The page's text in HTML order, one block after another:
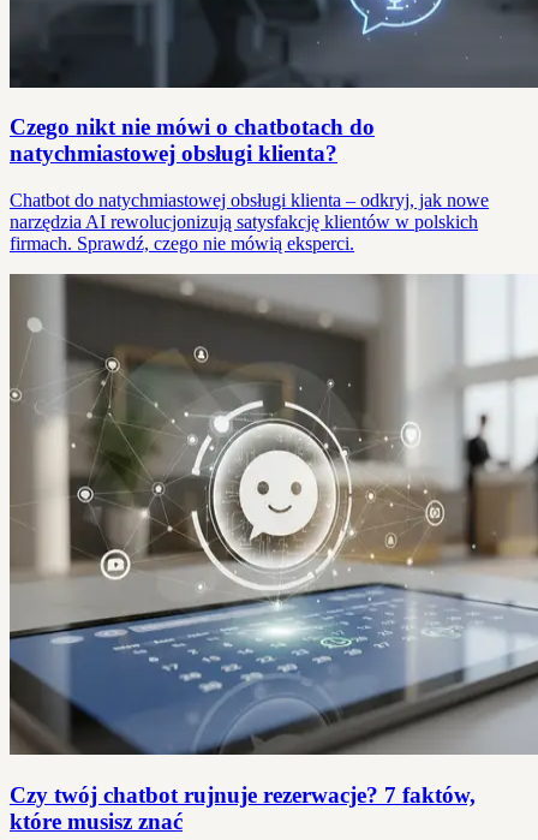
Czego nikt nie mówi o chatbotach do
natychmiastowej obsługi klienta?
Chatbot do natychmiastowej obsługi klienta – odkryj, jak nowe
narzędzia AI rewolucjonizują satysfakcję klientów w polskich
firmach. Sprawdź, czego nie mówią eksperci.
Czy twój chatbot rujnuje rezerwacje? 7 faktów,
które musisz znać